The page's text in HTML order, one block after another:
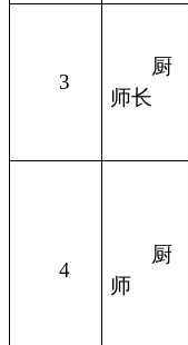
3
厨
师长
4
厨
师